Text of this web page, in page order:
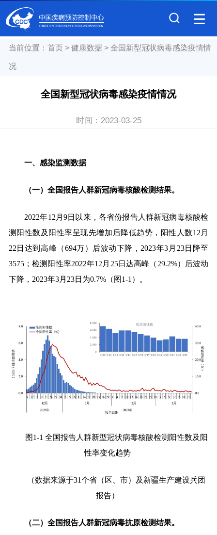
当前位置： 首页> 健康数据> 全国新型冠状病毒感染疫情情
况
全国新型冠状病毒感染疫情情况
时间： 2023-03-25
一、感染监测数据
（一）全国报告人群新冠病毒核酸检测结果。
2022年12 月 9日以来，各省份报告人群新冠病毒核酸检
测阳性数及阳性率呈现先增加后降低趋势，阳性人数12 月
22 日达到高峰（694万）后波动下降， 2023年3 月 23日降至
3575；检测阳性率2022年12 月 25日达高峰（ 29.2%）后波动
下降， 2023年3月 23日为0.7%（图1-1 ）。
图1-1 全国报告人群新型冠状病毒核酸检测阳性数及阳
性率变化趋势
（数据来源于31个省（区、市）及新疆生产建设兵团
报告）
（二）全国报告人群新冠病毒抗原检测结果。